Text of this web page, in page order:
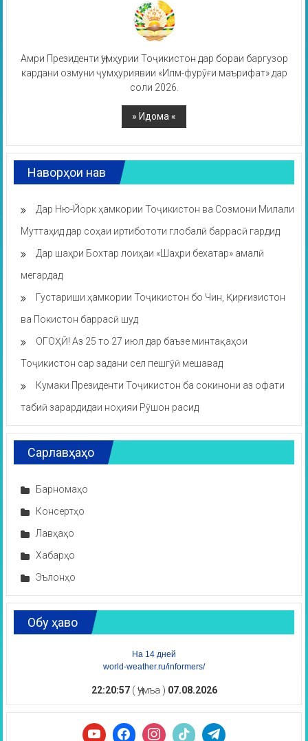
Амри Президенти Ҷумҳурии Тоҷикистон дар бораи баргузор
кардани озмуни ҷумҳуриявии «Илм-фурӯғи маърифат» дар
соли 2026.
Наворҳои нав
Дар Ню-Йорк ҳамкории Тоҷикистон ва Созмони Милали
Муттаҳид дар соҳаи иртибототи глобалӣ баррасӣ гардид
Дар шаҳри Бохтар лоиҳаи «Шаҳри бехатар» амалӣ
мегардад
Густариши ҳамкории Тоҷикистон бо Чин, Қирғизистон
ва Покистон баррасӣ шуд
ОГОҲӢ! Аз 25 то 27 июл дар баъзе минтақаҳои
Тоҷикистон сар задани сел пешгӯӣ мешавад
Кумаки Президенти Тоҷикистон ба сокинони аз офати
табиӣ зарардидаи ноҳияи Рӯшон расид
Сарлавҳаҳо
Барномаҳо
Консертҳо
Лавҳаҳо
Хабарҳо
Эълонҳо
Обу ҳаво
На 14 дней
world-weather.ru/informers/
22:20:58( Ҷумъа ) 07.08.2026